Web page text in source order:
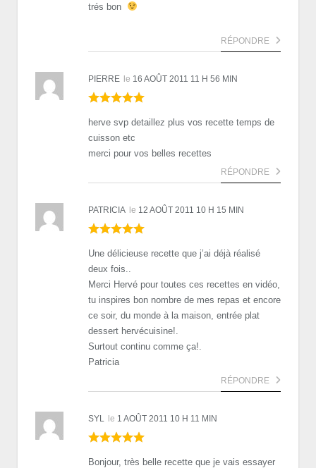
trés bon
RÉPONDRE
PIERRE le 16 AOÛT 2011 11 H 56 MIN
herve svp detaillez plus vos recette temps de
cuisson etc
merci pour vos belles recettes
RÉPONDRE
PATRICIA le 12 AOÛT 2011 10 H 15 MIN
Une délicieuse recette que j’ai déjà réalisé
deux fois..
Merci Hervé pour toutes ces recettes en vidéo,
tu inspires bon nombre de mes repas et encore
ce soir, du monde à la maison, entrée plat
dessert hervécuisine!.
Surtout continu comme ça!.
Patricia
RÉPONDRE
SYL le 1 AOÛT 2011 10 H 11 MIN
Bonjour, très belle recette que je vais essayer